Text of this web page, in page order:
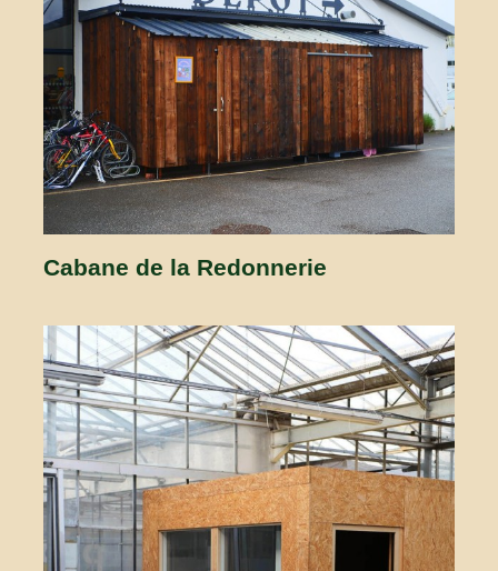
Cabane de la Redonnerie